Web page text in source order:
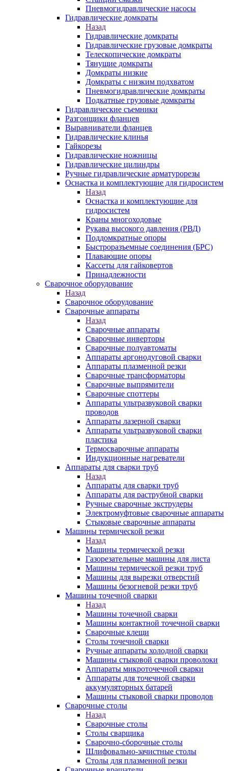
Пневмогидравлические насосы
Гидравлические домкраты
Назад
Гидравлические домкраты
Гидравлические грузовые домкраты
Телескопические домкраты
Тянущие домкраты
Домкраты низкие
Домкраты с низким подхватом
Пневмогидравлические домкраты
Подкатные грузовые домкраты
Гидравлические съемники
Разгонщики фланцев
Выравниватели фланцев
Гидравлические клинья
Гайкорезы
Гидравлические ножницы
Гидравлические цилиндры
Ручные гидравлические арматурорезы
Оснастка и комплектующие для гидросистем
Назад
Оснастка и комплектующие для
гидросистем
Краны многоходовые
Рукава высокого давления (РВД)
Поддомкратные опоры
Быстроразъемные соединения (БРС)
Плавающие опоры
Кассеты для гайковертов
Принадлежности
Сварочное оборудование
Назад
Сварочное оборудование
Сварочные аппараты
Назад
Сварочные аппараты
Сварочные инверторы
Сварочные полуавтоматы
Аппараты аргонодуговой сварки
Аппараты плазменной резки
Сварочные трансформаторы
Сварочные выпрямители
Сварочные споттеры
Аппараты ультразвуковой сварки
проводов
Аппараты лазерной сварки
Аппараты ультразвуковой сварки
пластика
Термосварочные аппараты
Индукционные нагреватели
Аппараты для сварки труб
Назад
Аппараты для сварки труб
Аппараты для раструбной сварки
Ручные сварочные экструдеры
Электромуфтовые сварочные аппараты
Стыковые сварочные аппараты
Машины термической резки
Назад
Машины термической резки
Газорезательные машины для листа
Машины термической резки труб
Машины для вырезки отверстий
Машины безогневой резки труб
Машины точечной сварки
Назад
Машины точечной сварки
Машины контактной точечной сварки
Сварочные клещи
Столы точечной сварки
Ручные аппараты холодной сварки
Машины стыковой сварки проволоки
Аппараты микроточечной сварки
Аппараты для точечной сварки
аккумуляторных батарей
Машины стыковой сварки проводов
Сварочные столы
Назад
Сварочные столы
Столы сварщика
Сварочно-сборочные столы
Шлифовально-зачистные столы
Столы для плазменной резки